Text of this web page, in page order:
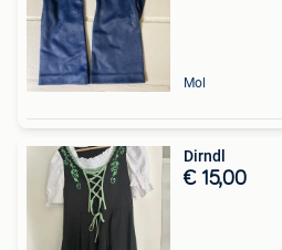
Mol
Dirndl
€ 15,00